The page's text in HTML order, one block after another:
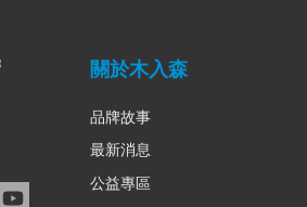
關於木入森
品牌故事
最新消息
公益專區